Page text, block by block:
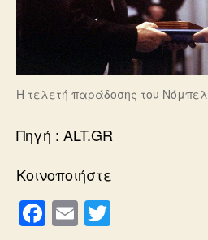
Η τελετή παράδοσης του Νόμπελ
Πηγή : ALT.GR
Κοινοποιήστε
F E